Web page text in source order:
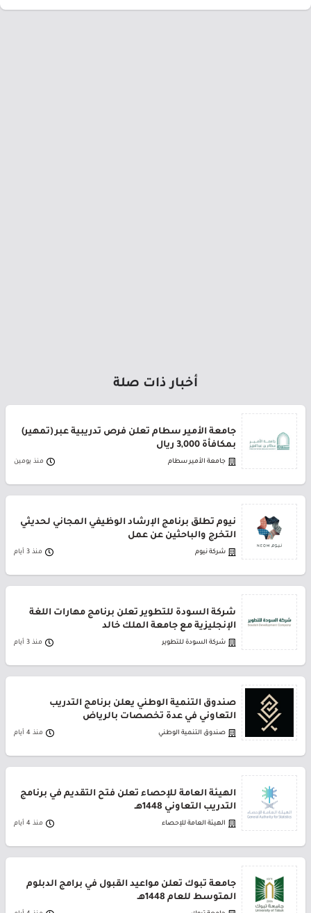
أخبار ذات صلة
جامعة الأمير سطام تعلن فرص تدريبية عبر (تمهير)
بمكافأة 3,000 ريال
جامعة الأمير سطام منذ يومين
نيوم تطلق برنامج الإرشاد الوظيفي المجاني لحديثي
التخرج والباحثين عن عمل
شركة نيوم منذ 3 أيام
شركة السودة للتطوير تعلن برنامج مهارات اللغة
الإنجليزية مع جامعة الملك خالد
شركة السودة للتطوير منذ 3 أيام
صندوق التنمية الوطني يعلن برنامج التدريب
التعاوني في عدة تخصصات بالرياض
صندوق التنمية الوطني منذ 4 أيام
الهيئة العامة للإحصاء تعلن فتح التقديم في برنامج
التدريب التعاوني 1448هـ
الهيئة العامة للإحصاء منذ 4 أيام
جامعة تبوك تعلن مواعيد القبول في برامج الدبلوم
المتوسط للعام 1448هـ